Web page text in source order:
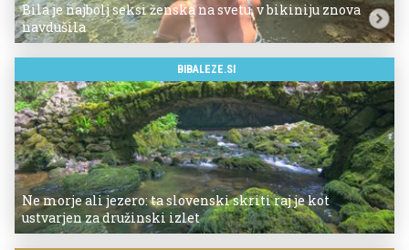
Bila je najbolj seksi ženska na svetu, v bikiniju znova
navdušila
BIBALEZE.SI
Ne morje ali jezero: ta slovenski skriti raj je kot
ustvarjen za družinski izlet